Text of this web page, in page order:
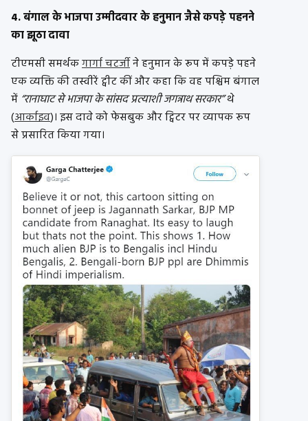
4. बंगाल के भाजपा उम्मीदवार के हनुमान जैसे कपड़े पहनने
का झूठा दावा
टीएमसी समर्थकगार्गा चटर्जीने हनुमान के रूप में कपड़े पहने
एक व्यक्ति की तस्वीरें ट्वीट कीं और कहा कि वह पश्चिम बंगाल
में “रानाघाट से भाजपा के सांसद प्रत्याशी जगन्नाथ सरकार”थे
(आर्काइव)। इस दावे को फेसबुक और ट्विटर पर व्यापक रूप
से प्रसारित किया गया।